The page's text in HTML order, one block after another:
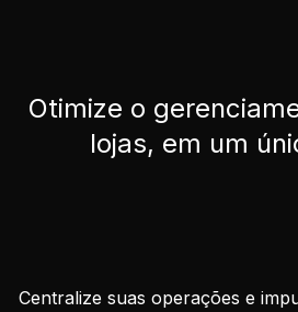
Otimize o
lojas, em um
Centralize suas operações e